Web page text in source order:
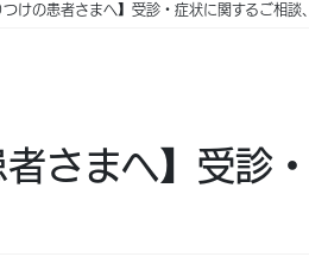
つけの患者さまへ】受診・症状に関するご相談
者さまへ】受診